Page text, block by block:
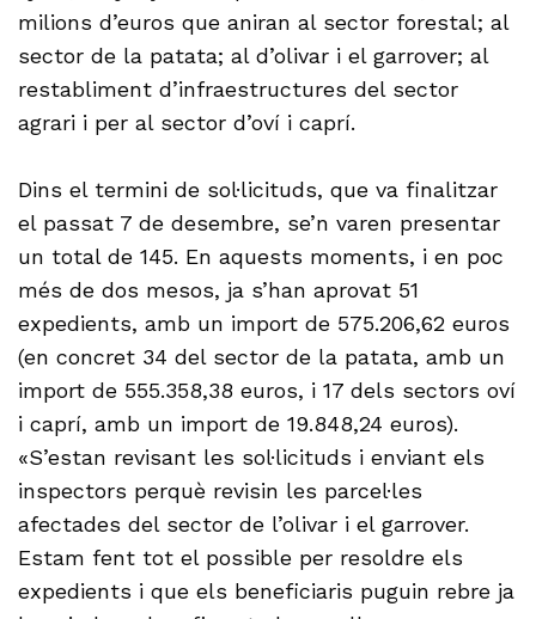
milions d’euros que aniran al sector forestal; al
sector de la patata; al d’olivar i el garrover; al
restabliment d’infraestructures del sector
agrari i per al sector d’oví i caprí.
Dins el termini de sol·licituds, que va finalitzar
el passat 7 de desembre, se’n varen presentar
un total de 145. En aquests moments, i en poc
més de dos mesos, ja s’han aprovat 51
expedients, amb un import de 575.206,62 euros
(en concret 34 del sector de la patata, amb un
import de 555.358,38 euros, i 17 dels sectors oví
i caprí, amb un import de 19.848,24 euros).
«S’estan revisant les sol·licituds i enviant els
inspectors perquè revisin les parcel·les
afectades del sector de l’olivar i el garrover.
Estam fent tot el possible per resoldre els
expedients i que els beneficiaris puguin rebre ja